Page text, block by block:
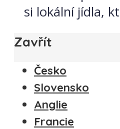
si lokální jídla,
Zavřít
Česko
Slovensko
Anglie
Francie